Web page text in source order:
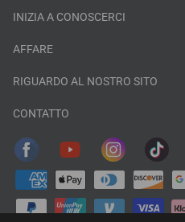
INIZIA A CONOSCERCI
AFFARE
RIGUARDO AL NOSTRO SITO
CONTATTO